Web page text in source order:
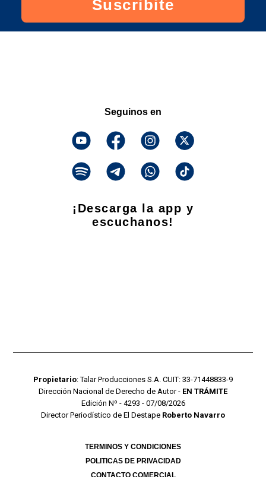
Suscribite
Seguinos en
¡Descarga la app y
escuchanos!
Propietario: Talar Producciones S.A. CUIT: 33-71448833-9
Dirección Nacional de Derecho de Autor - EN TRÁMITE
Edición Nº - 4293 - 07/08/2026
Director Periodístico de El Destape Roberto Navarro
TERMINOS Y CONDICIONES
POLITICAS DE PRIVACIDAD